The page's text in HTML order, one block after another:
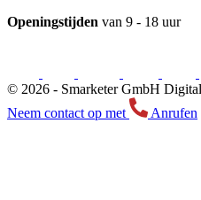
Openingstijden van 9 - 18 uur
© 2026 - Smarketer GmbH
Neem contact op met
Anrufen